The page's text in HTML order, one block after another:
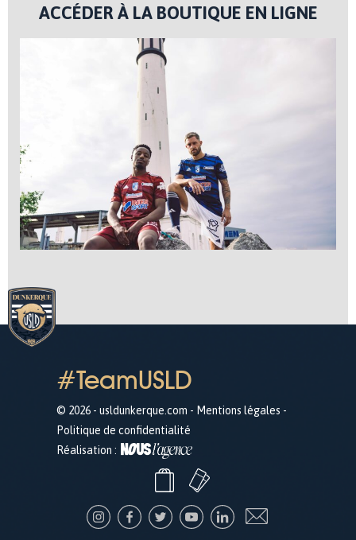
ACCÉDER À LA BOUTIQUE EN LIGNE
#TeamUSLD
© 2026 - usldunkerque.com - Mentions légales -
Politique de confidentialité
Réalisation :